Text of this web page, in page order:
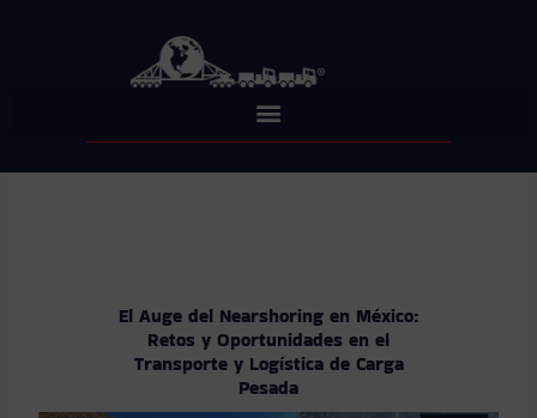
El Auge del Nearshoring en México:
Retos y Oportunidades en el
Transporte y Logística de Carga
Pesada